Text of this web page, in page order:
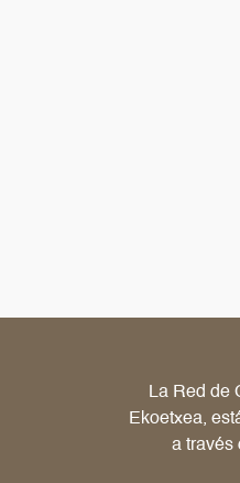
La Red de
Ekoetxea,
a través